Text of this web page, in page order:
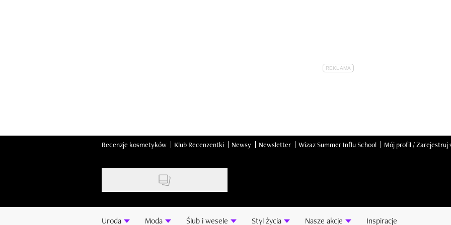
Recenzje kosmetyków Klub Recenzentki Newsy Newsletter Wizaz Summer Influ School Mój profil / Zarejestruj
Uroda Moda Ślub i wesele Styl życia Nasze akcje Inspiracje